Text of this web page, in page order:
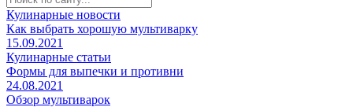
Кулинарные новости
Как выбрать хорошую мультиварку
15.09.2021
Кулинарные статьи
Формы для выпечки и противни
24.08.2021
Обзор мультиварок